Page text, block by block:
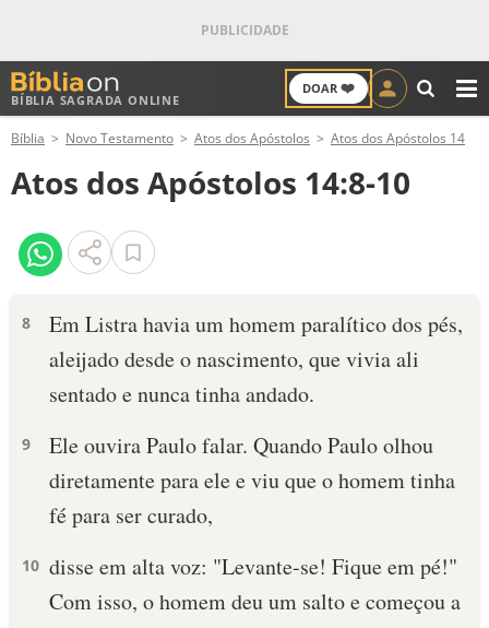
BÍBLIA SAGRADA ONLINE
DOAR ❤️
ANTIGO TESTAMENTO
NOVO TESTAMENTO
VERSÍCULOS
PALAVRA DO DIA
DEVOCIONAL DIÁRIO
10 MANDAMENTOS
Bíblia Novo Testamento Atos dos Apóstolos Atos dos Apóstolos 14
Atos dos Apóstolos 14:8-10
8
Em Listra havia um homem paralítico dos pés,
aleijado desde o nascimento, que vivia ali
sentado e nunca tinha andado.
9
Ele ouvira Paulo falar. Quando Paulo olhou
diretamente para ele e viu que o homem tinha
fé para ser curado,
10 disse em alta voz: "Levante-se! Fique em pé!"
Com isso, o homem deu um salto e começou a